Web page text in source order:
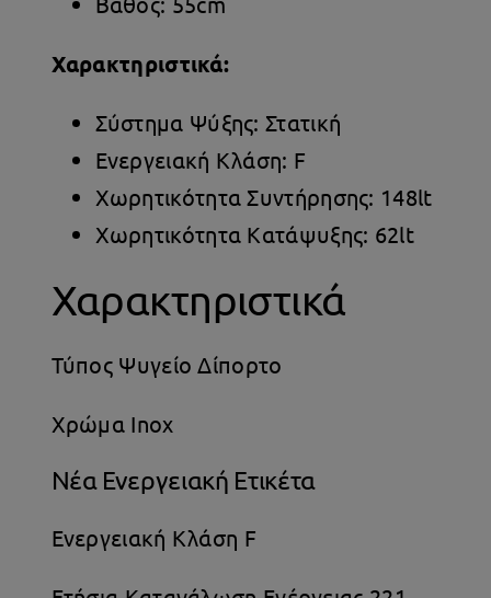
Χαρακτηριστικά:
Σύστημα Ψύξης: Στατική
Ενεργειακή Κλάση: F
Χωρητικότητα Συντήρησης: 148lt
Χωρητικότητα Κατάψυξης: 62lt
Χαρακτηριστικά
Τύπος Ψυγείο Δίπορτο
Χρώμα Inox
Νέα Ενεργειακή Ετικέτα
Ενεργειακή Κλάση F